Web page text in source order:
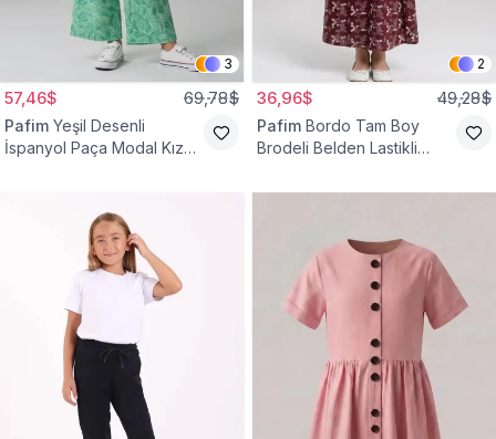
3
57,46$ 69,78$
Pafim Yeşil Desenli
İspanyol Paça Modal Kız
2
36,96$ 49,28$
Pafim Bordo Tam Boy
Brodeli Belden Lastikli